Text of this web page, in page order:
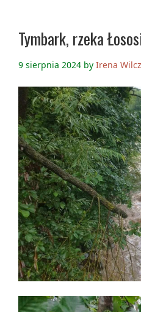
Tymbark, rzeka
9 sierpnia 2024 by Irena